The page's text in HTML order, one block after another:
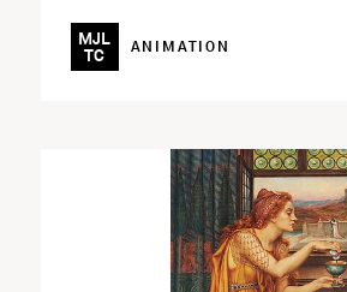
MJL
TC
ANIMATION
En savoir plus sur l'activité Elles